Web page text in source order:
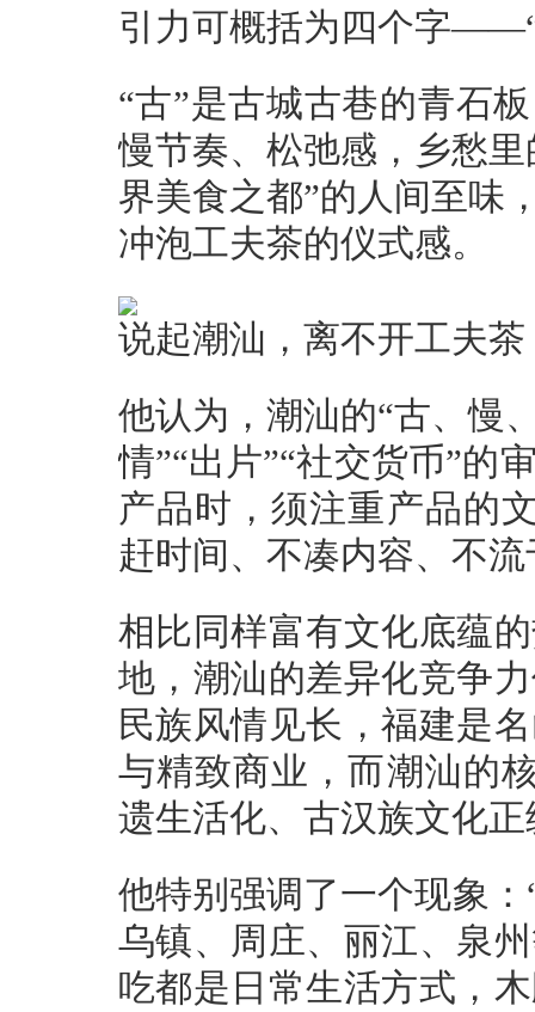
引力可概括为四个字
“古”是古城古巷的青石
慢节奏、松弛感，乡愁
界美食之都”的人间至味
冲泡工夫茶的仪式感。
说起潮汕，离不开工夫茶
他认为，潮汕的“古、慢
情”“出片”“社交货币”的
产品时，须注重产品的
赶时间、不凑内容、不
相比同样富有文化底蕴
地，潮汕的差异化竞争
民族风情见长，福建是
与精致商业，而潮汕的
遗生活化、古汉族文化正
他特别强调了一个现象
乌镇、周庄、丽江、泉
吃都是日常生活方式，